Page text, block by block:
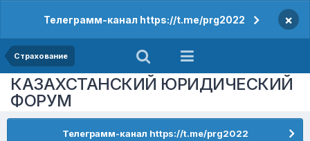
Телеграмм-канал https://t.me/prg2022 ×
Страхование
КАЗАХСТАНСКИЙ ЮРИДИЧЕСКИЙ
ФОРУМ
Телеграмм-канал https://t.me/prg2022